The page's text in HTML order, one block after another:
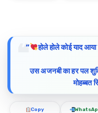
“
होले होले कोई याद
उस अजनबी का हर पल
मोहब्बत
Copy